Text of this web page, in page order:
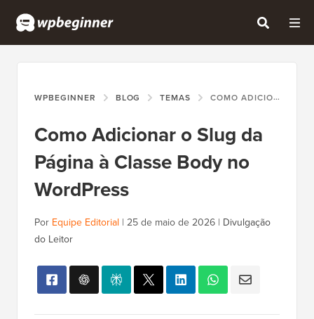
WPBEGINNER BLOG TEMAS COMO ADICIONAR O SLUG DA PÁGINA À CLASSE BODY NO WORDPRESS
Como Adicionar o Slug da
Página à Classe Body no
WordPress
Por Equipe Editorial | 25 de maio de 2026 | Divulgação
do Leitor